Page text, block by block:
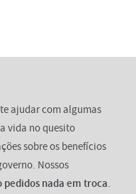
ajudar com algumas
vida no quesito
sobre os benefícios
Nossos
pedidos nada em troca.